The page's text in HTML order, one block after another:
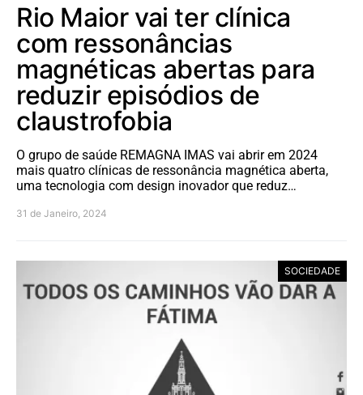
Rio Maior vai ter clínica
com ressonâncias
magnéticas abertas para
reduzir episódios de
claustrofobia
O grupo de saúde REMAGNA IMAS vai abrir em 2024
mais quatro clínicas de ressonância magnética aberta,
uma tecnologia com design inovador que reduz…
31 de Janeiro, 2024
SOCIEDADE